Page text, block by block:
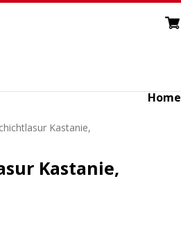
Home
Kastanie,
Kastanie,